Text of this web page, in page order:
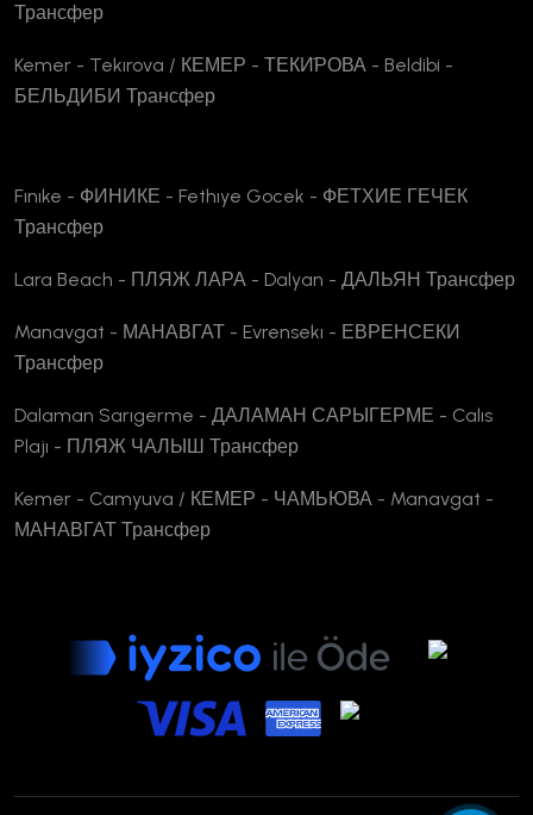
Трансфер
Kemer - Tekırova / КЕМЕР - ТЕКИ̇РОВА - Beldibi -
БЕЛЬДИБИ Трансфер
Fınıke - ФИНИКЕ - Fethıye Gocek - ФЕТХИЕ ГЕЧЕК
Трансфер
Lara Beach - ПЛЯЖ ЛАРА - Dalyan - ДАЛЬЯН Трансфер
Manavgat - МАНАВГАТ - Evrensekı - ЕВРЕНСЕКИ
Трансфер
Dalaman Sarıgerme - ДАЛАМАН САРЫГЕРМЕ - Calıs
Plajı - ПЛЯЖ ЧАЛЫШ Трансфер
Kemer - Camyuva / КЕМЕР - ЧАМЬЮВА - Manavgat -
МАНАВГАТ Трансфер